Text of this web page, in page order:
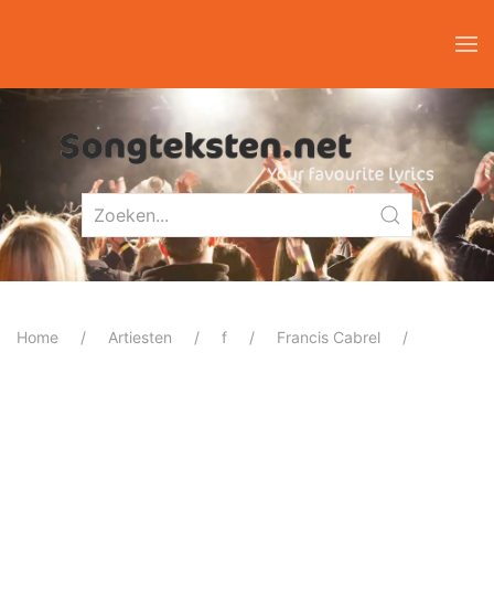
Home Artiesten f Francis Cabrel